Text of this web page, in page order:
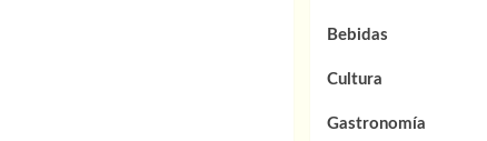
Bebidas
Cultura
Gastronomía